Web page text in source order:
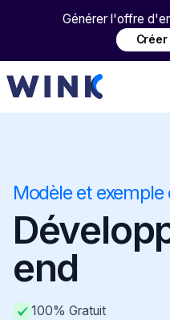
Générer l'offre
Modèle et
end
100% Gratuit